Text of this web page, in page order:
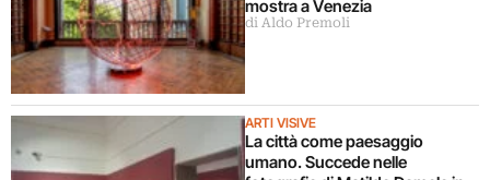
mostra a Venezia
di Aldo Premoli
ARTI VISIVE
La città come paesaggio
umano. Succede nelle